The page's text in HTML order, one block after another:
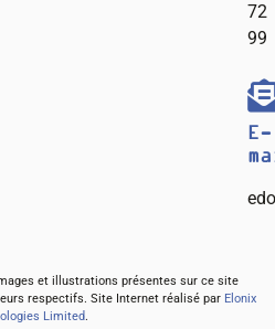
72
99
E-
et illustrations présentes sur ce site
respectifs. Site Internet réalisé par Elonix
Limited.